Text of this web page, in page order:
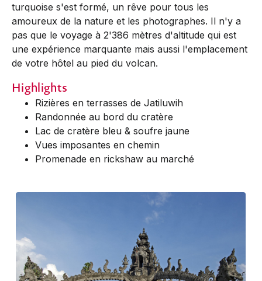
turquoise s'est formé, un rêve pour tous les
amoureux de la nature et les photographes. Il n'y a
pas que le voyage à 2'386 mètres d'altitude qui est
une expérience marquante mais aussi l'emplacement
de votre hôtel au pied du volcan.
Highlights
Rizières en terrasses de Jatiluwih
Randonnée au bord du cratère
Lac de cratère bleu & soufre jaune
Vues imposantes en chemin
Promenade en rickshaw au marché